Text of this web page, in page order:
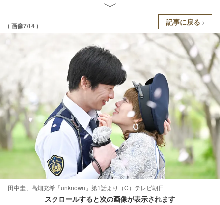
( 画像7/14 ) 記事に戻る
田中圭、高畑充希「unknown」第1話より（C）テレビ朝日
スクロールすると次の画像が表示されます